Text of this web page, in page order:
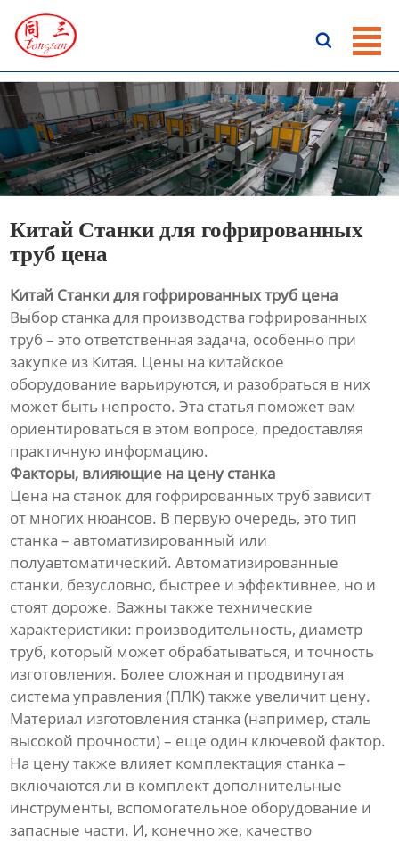

ГЛАВНАЯ
НОВОСТИ
О HАС
Китай Станки для гофрированных
труб цена
Китай Станки для гофрированных труб цена
Выбор станка для производства гофрированных
труб – это ответственная задача, особенно при
закупке из Китая. Цены на китайское
оборудование варьируются, и разобраться в них
может быть непросто. Эта статья поможет вам
ориентироваться в этом вопросе, предоставляя
практичную информацию.
Факторы, влияющие на цену станка
Цена на станок для гофрированных труб зависит
от многих нюансов. В первую очередь, это тип
станка – автоматизированный или
полуавтоматический. Автоматизированные
станки, безусловно, быстрее и эффективнее, но и
стоят дороже. Важны также технические
характеристики: производительность, диаметр
труб, который может обрабатываться, и точность
изготовления. Более сложная и продвинутая
система управления (ПЛК) также увеличит цену.
Материал изготовления станка (например, сталь
высокой прочности) – еще один ключевой фактор.
На цену также влияет комплектация станка –
включаются ли в комплект дополнительные
инструменты, вспомогательное оборудование и
запасные части. И, конечно же, качество